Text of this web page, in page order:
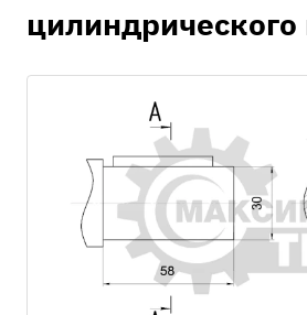
цилиндрического